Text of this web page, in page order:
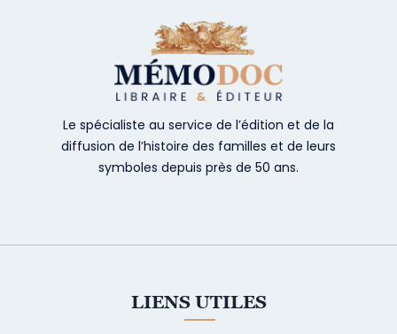
Le spécialiste au service de l’édition et de la
diffusion de l’histoire des familles et de leurs
symboles depuis près de 50 ans.
LIENS UTILES